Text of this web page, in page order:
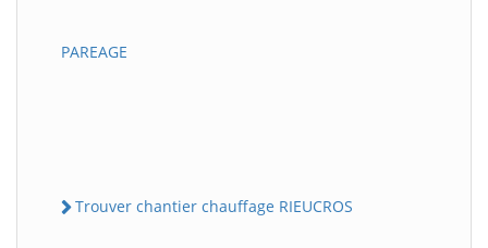
PAREAGE
Trouver chantier chauffage RIEUCROS